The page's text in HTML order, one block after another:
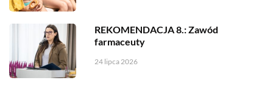
REKOMENDACJA 8.: Zawód
farmaceuty
24 lipca 2026